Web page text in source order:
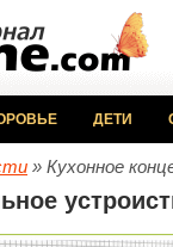
ДЕТИ
» Кухонное